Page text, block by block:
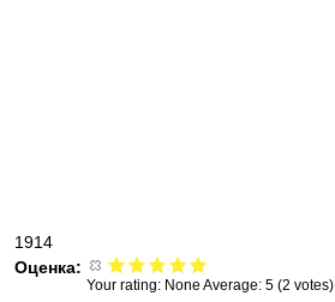
1914
Оценка:
Your rating: None Average: 5 (2 votes)